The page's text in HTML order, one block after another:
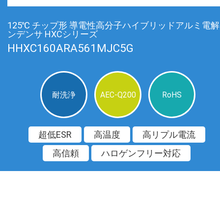
125℃ チップ形 導電性高分子ハイブリッドアルミ電
ンデンサ HXCシリーズ
HHXC160ARA561MJC5G
耐洗浄 AEC-Q200 RoHS
超低ESR 高温度
高リプル電流
高信頼
ハロゲンフリー対応